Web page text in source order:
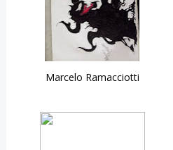
Marcelo Ramacciotti